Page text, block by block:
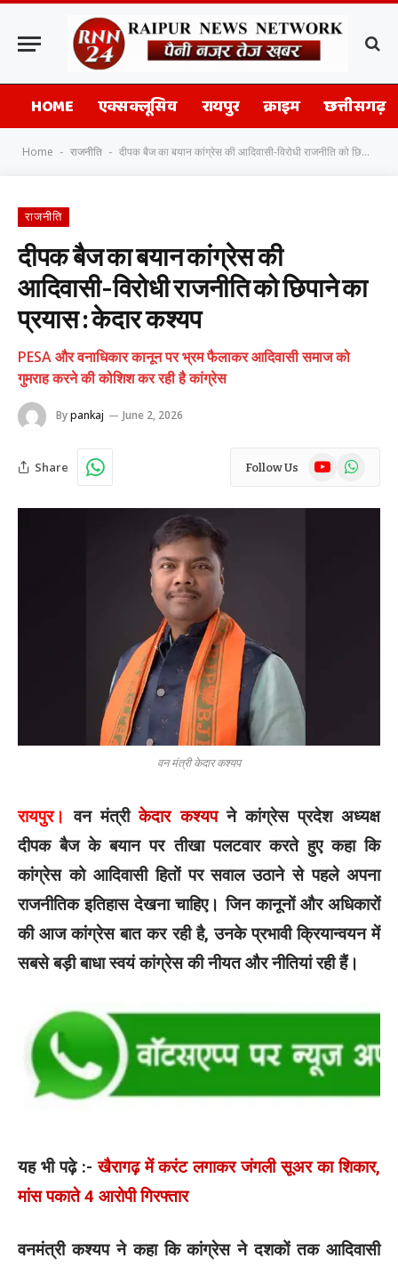
HOME एक्सक्लूसिव रायपुर क्राइम छत्तीसगढ़
Home - राजनीति - दीपक बैज का बयान कांग्रेस की आदिवासी-विरोधी राजनीति को छिपाने का प्रयास : केदार कश्यप
राजनीति
दीपक बैज का बयान कांग्रेस की
आदिवासी-विरोधी राजनीति को छिपाने का
प्रयास : केदार कश्यप
PESA और वनाधिकार कानून पर भ्रम फैलाकर आदिवासी समाज को
गुमराह करने की कोशिश कर रही है कांग्रेस
Bypankaj June 2, 2026
Share Follow Us YouTubeWhatsApp
वन मंत्री केदार कश्यप
रायपुर। वन मंत्रीकेदार कश्यपने कांग्रेस प्रदेश अध्यक्ष
दीपक बैज के बयान पर तीखा पलटवार करते हुए कहा कि
कांग्रेस को आदिवासी हितों पर सवाल उठाने से पहले अपना
राजनीतिक इतिहास देखना चाहिए। जिन कानूनों और अधिकारों
की आज कांग्रेस बात कर रही है, उनके प्रभावी क्रियान्वयन में
सबसे बड़ी बाधा स्वयं कांग्रेस की नीयत और नीतियां रही हैं।
यह भी पढ़े :-खैरागढ़ में करंट लगाकर जंगली सूअर का शिकार,
मांस पकाते 4 आरोपी गिरफ्तार
वनमंत्री कश्यप ने कहा कि कांग्रेस ने दशकों तक आदिवासी